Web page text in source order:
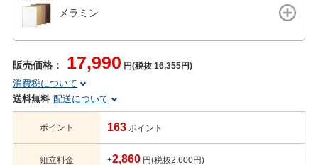
メラミン
販売価格： 17,990 円(税抜 16,355円)
消費税について
送料無料 配送について
ポイント 163 ポイント
組立料金 +2,860 円(税抜2,600円)